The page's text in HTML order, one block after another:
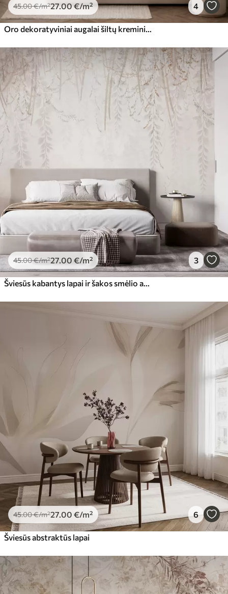
45.00€/m²27.00€/m² 4
45.00€/m²27 .00 €/m² 3
45.00€/m²27 .00 €/m² 6
Šviesūs abstraktūs lapai